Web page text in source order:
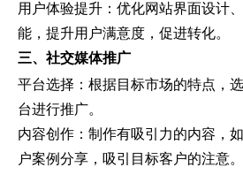
用户体验提升：优化网站界面设计
能，提升用户满意度，促进转化。
三、社交媒体推广
平台选择：根据目标市场的特点，
台进行推广。
内容创作：制作有吸引力的内容，
户案例分享，吸引目标客户的注意。